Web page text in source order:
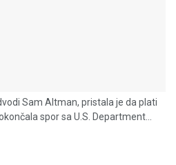
Sam Altman, pristala je da plati
spor sa U.S. Department...